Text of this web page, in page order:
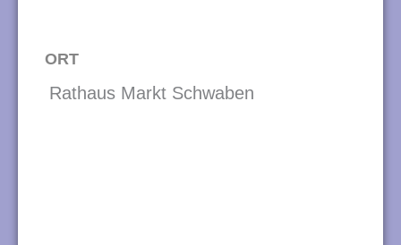
ORT
Rathaus Markt Schwaben